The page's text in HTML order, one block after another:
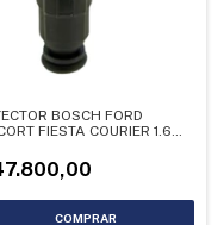
BOSCH FORD
FIESTA COURIER 1.6